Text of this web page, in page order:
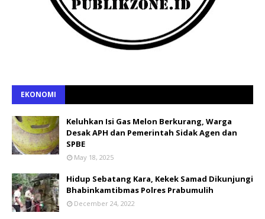
EKONOMI
Keluhkan Isi Gas Melon Berkurang, Warga
Desak APH dan Pemerintah Sidak Agen dan
SPBE
May 18, 2025
Hidup Sebatang Kara, Kekek Samad Dikunjungi
Bhabinkamtibmas Polres Prabumulih
December 24, 2022